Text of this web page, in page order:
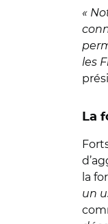
«
les
La
la
un